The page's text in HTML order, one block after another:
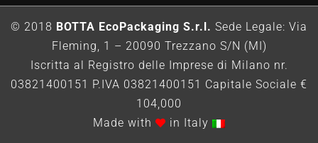
© 2018 BOTTA EcoPackaging S.r.l. Sede Legale: Via
Fleming, 1 – 20090 Trezzano S/N (MI)
Iscritta al Registro delle Imprese di Milano nr.
03821400151 P.IVA 03821400151 Capitale Sociale €
104,000
Made with
in Italy